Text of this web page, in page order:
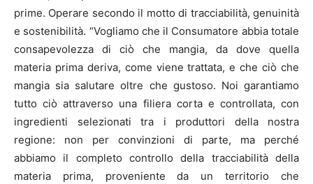
prime. Operare secondo il motto di tracciabilità, genuinità
e sostenibilità. “Vogliamo che il Consumatore abbia totale
consapevolezza di ciò che mangia, da dove quella
materia prima deriva, come viene trattata, e che ciò che
mangia sia salutare oltre che gustoso. Noi garantiamo
tutto ciò attraverso una filiera corta e controllata, con
ingredienti selezionati tra i produttori della nostra
regione: non per convinzioni di parte, ma perché
abbiamo il completo controllo della tracciabilità della
materia prima, proveniente da un territorio che